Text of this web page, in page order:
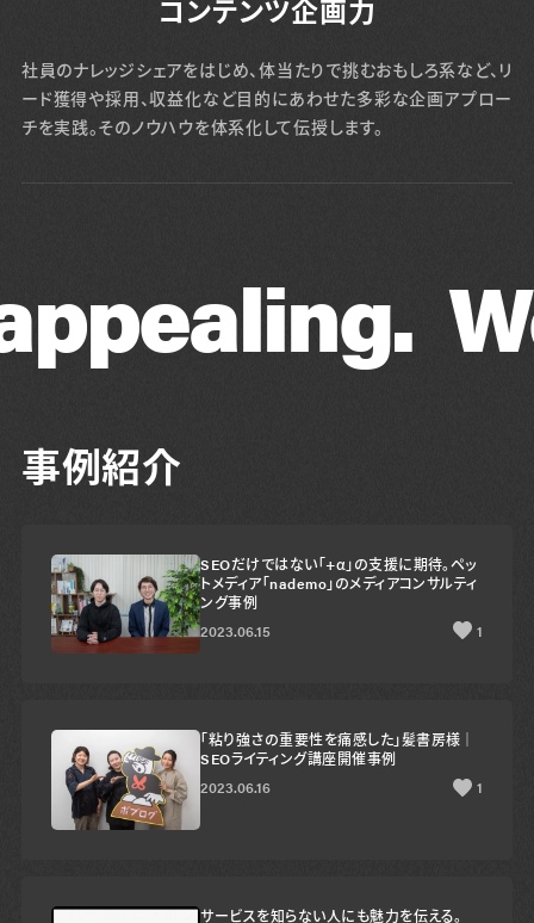
コンテンツ企画力
社員のナレッジシェアをはじめ、体当たりで挑むおもしろ系など、リ
ード獲得や採用、収益化など目的にあわせた多彩な企画アプロー
チを実践。そのノウハウを体系化して伝授します。
We
事例紹介
SEOだけではない「+α」の支援に期待。ペッ
トメディア「nademo」のメディアコンサルティ
ング事例
2023.06.15
1
「粘り強さの重要性を痛感した」髪書房様｜
SEOライティング講座開催事例
2023.06.16
1
サービスを知らない人にも魅力を伝える。